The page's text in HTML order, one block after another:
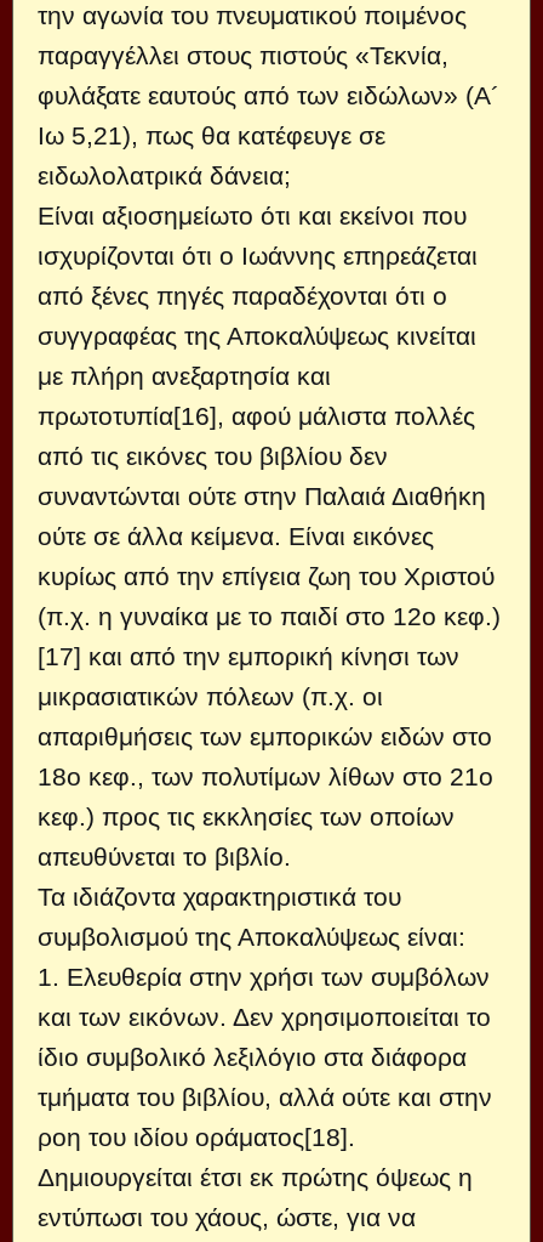
την αγωνία του πνευματικού ποιμένος
παραγγέλλει στους πιστούς «Τεκνία,
φυλάξατε εαυτούς από των ειδώλων» (Α´
Ιω 5,21), πως θα κατέφευγε σε
ειδωλολατρικά δάνεια;
Είναι αξιοσημείωτο ότι και εκείνοι που
ισχυρίζονται ότι ο Ιωάννης επηρεάζεται
από ξένες πηγές παραδέχονται ότι ο
συγγραφέας της Αποκαλύψεως κινείται
με πλήρη ανεξαρτησία και
πρωτοτυπία[16], αφού μάλιστα πολλές
από τις εικόνες του βιβλίου δεν
συναντώνται ούτε στην Παλαιά Διαθήκη
ούτε σε άλλα κείμενα. Είναι εικόνες
κυρίως από την επίγεια ζωη του Χριστού
(π.χ. η γυναίκα με το παιδί στο 12ο κεφ.)
[17] και από την εμπορική κίνησι των
μικρασιατικών πόλεων (π.χ. οι
απαριθμήσεις των εμπορικών ειδών στο
18ο κεφ., των πολυτίμων λίθων στο 21ο
κεφ.) προς τις εκκλησίες των οποίων
απευθύνεται το βιβλίο.
Τα ιδιάζοντα χαρακτηριστικά του
συμβολισμού της Αποκαλύψεως είναι:
1. Ελευθερία στην χρήσι των συμβόλων
και των εικόνων. Δεν χρησιμοποιείται το
ίδιο συμβολικό λεξιλόγιο στα διάφορα
τμήματα του βιβλίου, αλλά ούτε και στην
ροη του ιδίου οράματος[18].
Δημιουργείται έτσι εκ πρώτης όψεως η
εντύπωσι του χάους, ώστε, για να